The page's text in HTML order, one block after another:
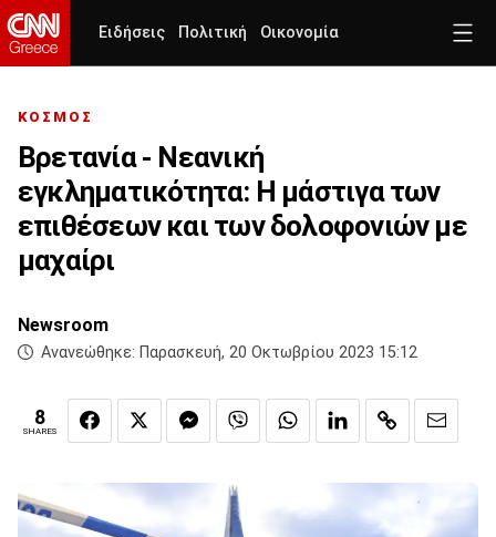
Ειδήσεις Πολιτική Οικονομία
ΚΟΣΜΟΣ
Βρετανία - Νεανική
εγκληματικότητα: Η μάστιγα των
επιθέσεων και των δολοφονιών με
μαχαίρι
Newsroom
Ανανεώθηκε: Παρασκευή, 20 Οκτωβρίου 2023 15:12
8
SHARES